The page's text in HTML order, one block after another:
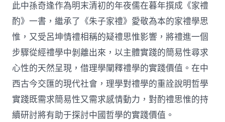
到
道
理
天
然：
孫
奇
逢
酌
禮
思
此中孫奇逢作為明末清初的年夜儒在暮年撰成《家禮
酌》一書，繼承了《朱子家禮》愛敬為本的家禮學思
惟，又受呂坤情禮相稱的疑禮思惟影響，將禮進一個
步驟從經禮學中剝離出來，以主體實踐的簡易性尋求
心性的天然呈現，借理學闡釋禮學的實踐價值。在中
西古今交匯的現代社會，理學對禮學的重詮說明哲學
實踐既需求簡易性又需求感情動力，對酌禮思惟的持
續研討將有助于探討中國哲學的實踐價值。